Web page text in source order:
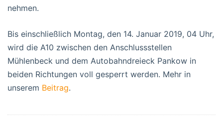
nehmen.
Bis einschließlich Montag, den 14. Januar 2019, 04 Uhr,
wird die A10 zwischen den Anschlussstellen
Mühlenbeck und dem Autobahndreieck Pankow in
beiden Richtungen voll gesperrt werden. Mehr in
unserem Beitrag.